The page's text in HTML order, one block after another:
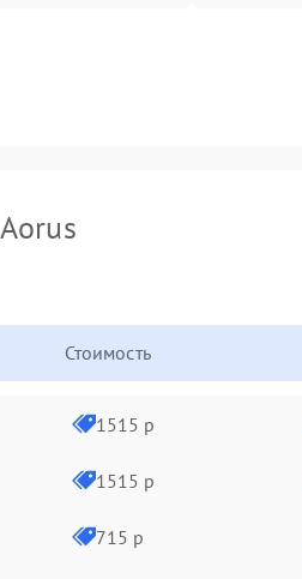
Стоимость
1515 р
1515 р
715 р